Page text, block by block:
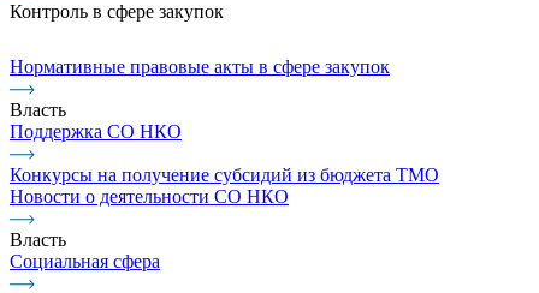
Контроль в сфере закупок
Нормативные правовые акты в сфере закупок
Власть
Поддержка СО НКО
Конкурсы на получение субсидий из бюджета ТМО
Новости о деятельности СО НКО
Власть
Социальная сфера